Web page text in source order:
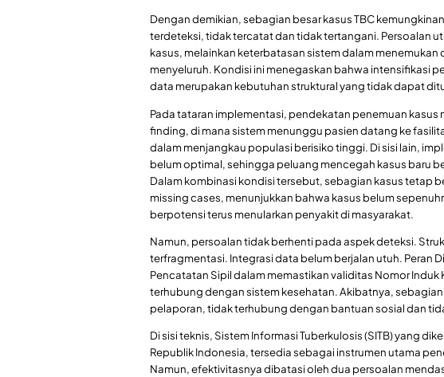
Dengan demikian, sebagian besar kasus TBC
terdeteksi, tidak tercatat dan tidak tertangani. Persoalan
kasus, melainkan keterbatasan sistem dalam menemukan
menyeluruh. Kondisi ini menegaskan bahwa intensifikasi
data merupakan kebutuhan struktural yang tidak dapat
Pada tataran implementasi, pendekatan penemuan kasus
finding, di mana sistem menunggu pasien datang ke
dalam menjangkau populasi berisiko tinggi. Di sisi lain,
belum optimal, sehingga peluang mencegah kasus baru
Dalam kombinasi kondisi tersebut, sebagian kasus tetap
missing cases, menunjukkan bahwa kasus belum
berpotensi terus menularkan penyakit di masyarakat.
Namun, persoalan tidak berhenti pada aspek deteksi.
terfragmentasi. Integrasi data belum berjalan utuh. Peran
Pencatatan Sipil dalam memastikan validitas Nomor
terhubung dengan sistem kesehatan. Akibatnya,
pelaporan, tidak terhubung dengan bantuan sosial dan
Di sisi teknis, Sistem Informasi Tuberkulosis (SITB) yang
Republik Indonesia, tersedia sebagai instrumen utama
Namun, efektivitasnya dibatasi oleh dua persoalan